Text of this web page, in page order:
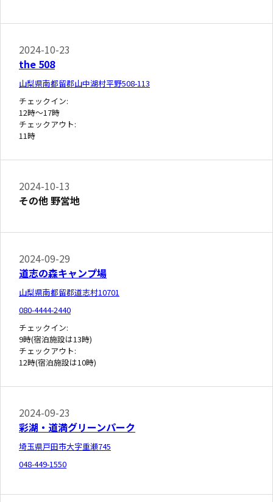
2024-10-23
the 508
山梨県南都留郡山中湖村平野508-113
チェックイン:
12時～17時
チェックアウト:
11時
2024-10-13
その他 野営地
2024-09-29
道志の森キャンプ場
山梨県南都留郡道志村10701
080-4444-2440
チェックイン:
9時(宿泊施設は13時)
チェックアウト:
12時(宿泊施設は10時)
2024-09-23
彩湖・道満グリーンパーク
埼玉県戸田市大字重瀬745
048-449-1550